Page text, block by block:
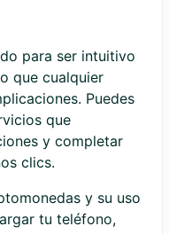
para ser intuitivo
que cualquier
Puedes
que
y completar
clics.
y su uso
tu teléfono,